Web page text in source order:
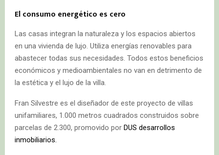
El consumo energético es cero
Las casas integran la naturaleza y los espacios abiertos
en una vivienda de lujo. Utiliza energías renovables para
abastecer todas sus necesidades. Todos estos beneficios
económicos y medioambientales no van en detrimento de
la estética y el lujo de la villa.
Fran Silvestre es el diseñador de este proyecto de villas
unifamiliares, 1.000 metros cuadrados construidos sobre
parcelas de 2.300, promovido por DUS desarrollos
inmobiliarios.